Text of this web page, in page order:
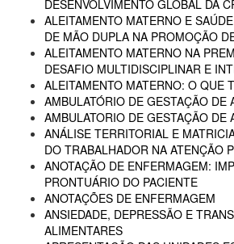
DESENVOLVIMENTO GLOBAL DA
ALEITAMENTO MATERNO E
DE MÃO DUPLA NA PROMOÇÃO
ALEITAMENTO MATERNO NA
DESAFIO MULTIDISCIPLINAR E
ALEITAMENTO MATERNO: O QUE
AMBULATÓRIO DE GESTAÇÃO DE
AMBULATORIO DE GESTAÇÃO DE
ANÁLISE TERRITORIAL E
DO TRABALHADOR NA ATENÇÃO
ANOTAÇÃO DE ENFERMAGEM:
PRONTUÁRIO DO PACIENTE
ANOTAÇÕES DE ENFERMAGEM
ANSIEDADE, DEPRESSÃO E
ALIMENTARES